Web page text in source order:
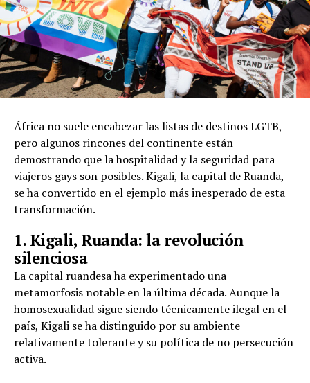
África no suele encabezar las listas de destinos LGTB,
pero algunos rincones del continente están
demostrando que la hospitalidad y la seguridad para
viajeros gays son posibles. Kigali, la capital de Ruanda,
se ha convertido en el ejemplo más inesperado de esta
transformación.
1. Kigali, Ruanda: la revolución
silenciosa
La capital ruandesa ha experimentado una
metamorfosis notable en la última década. Aunque la
homosexualidad sigue siendo técnicamente ilegal en el
país, Kigali se ha distinguido por su ambiente
relativamente tolerante y su política de no persecución
activa.